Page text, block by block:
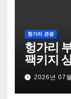
헝가리 관광
헝가리
팩키지
2026년 07